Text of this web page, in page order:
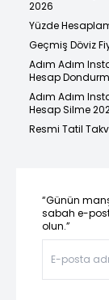
2026
Yüzde
Geçmiş Döviz
Adım Adım
Hesap
Adım Adım
Hesap Silme
Resmi Tatil
“Günün
sabah e-
olun.”